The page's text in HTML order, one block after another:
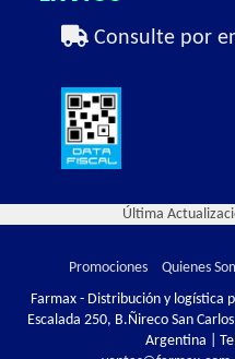
Consulte por
Última
Promociones Quienes
Farmax - Distribución y logística
Escalada 250, B.Ñireco San
Argentina |